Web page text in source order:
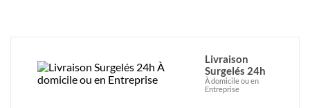
Livraison
Surgelés 24h
À domicile ou en
Entreprise